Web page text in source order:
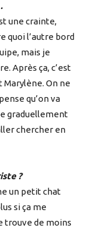
une crainte,
quoi l’autre bord
mais je
Après ça, c’est
Marylène. On ne
qu’on va
graduellement
chercher en
?
un petit chat
si ça me
trouve de moins